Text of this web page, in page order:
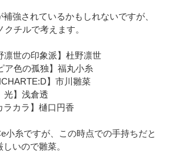
補強されているかもしれないですが、
クチルで考えます。
凛世の印象派】杜野凛世
ア色の孤独】福丸小糸
】市川雛菜
光】浅倉透
ラカラ】樋口円香
小糸ですが、この時点での手持ちだと
いので雛菜。